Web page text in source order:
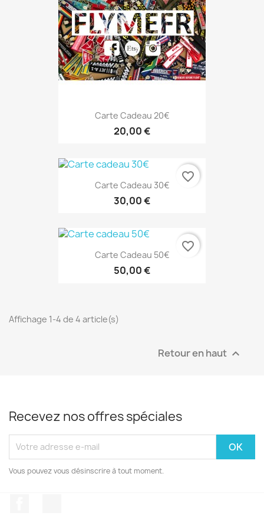
Carte Cadeau 20€
20,00 €
Carte Cadeau 30€
30,00 €
favorite_border
Carte Cadeau 50€
50,00 €
favorite_border
Affichage 1-4 de 4 article(s)
Retour en haut 
Recevez nos offres spéciales
Vous pouvez vous désinscrire à tout moment.